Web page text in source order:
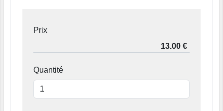
Prix
Quantité